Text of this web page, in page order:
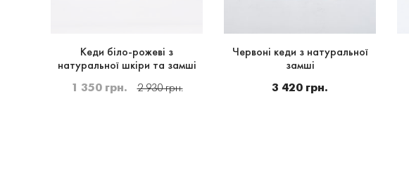
Кеди біло-рожеві з
натуральної шкіри та замші
1 350 грн. 2 930 грн.
Червоні кеди з натуральної
замші
3 420 грн.